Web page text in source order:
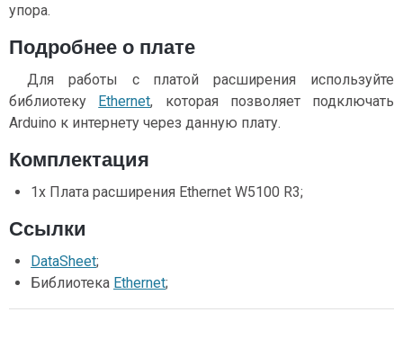
упора.
Подробнее о плате
Для работы с платой расширения используйте
библиотеку Ethernet, которая позволяет подключать
Arduino к интернету через данную плату.
Комплектация
1х Плата расширения Ethernet W5100 R3;
Ссылки
DataSheet;
Библиотека Ethernet;